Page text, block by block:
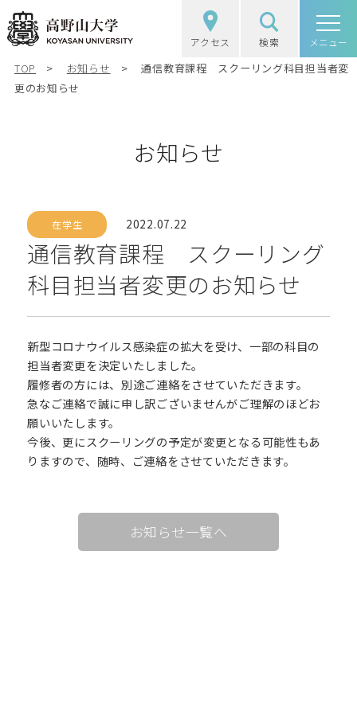
アクセス
検索
メニュー
高野山大学の概要
図書館・研究
学生生活
受験生の方 在学生の方
卒業生の方 保護者の方
企業・一般の方 WebClass
資料請求 WEBパンフレット
TOP お知らせ
通信教育課程 スクーリング科目担当者変
更のお知らせ
お知らせ
在学生 2022.07.22
通信教育課程 スクーリング
科目担当者変更のお知らせ
新型コロナウイルス感染症の拡大を受け、一部の科目の
担当者変更を決定いたしました。
履修者の方には、別途ご連絡をさせていただきます。
急なご連絡で誠に申し訳ございませんがご理解のほどお
願いいたします。
今後、更にスクーリングの予定が変更となる可能性もあ
りますので、随時、ご連絡をさせていただきます。
お知らせ一覧へ